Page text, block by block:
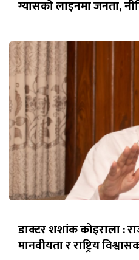
ग्यासको लाइनमा जनता,
डाक्टर शशांक कोइराला :
मानवीयता र राष्ट्रिय